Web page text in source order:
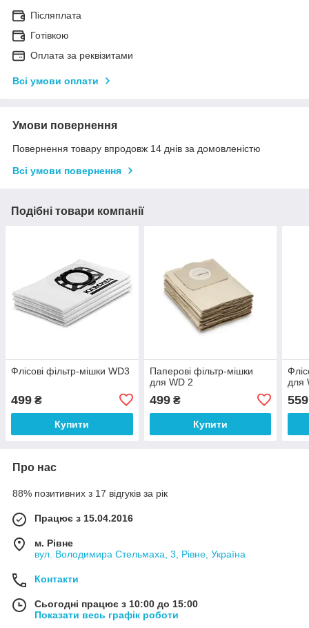
Післяплата
Готівкою
Оплата за реквізитами
Всі умови оплати
Умови повернення
Повернення товару впродовж 14 днів за домовленістю
Всі умови повернення
Подібні товари компанії
Флісові фільтр-мішки WD3
499 ₴
Купити
Паперові фільтр-мішки
для WD 2
499₴
Купити
для
559
Про нас
88% позитивних з 17 відгуків за рік
Працює з 15.04.2016
м. Рівне
вул. Володимира Стельмаха, 3, Рівне, Україна
Контакти
Сьогодні працює з 10:00 до 15:00
Показати весь графік роботи